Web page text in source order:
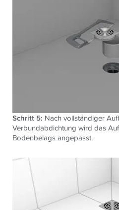
Schritt 5: Nach vollständiger
Verbundabdichtung wird das
Bodenbelags angepasst.